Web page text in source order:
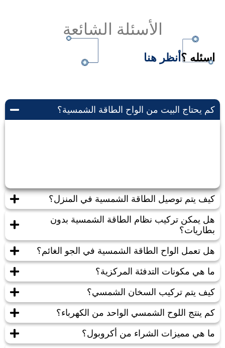
الأسئلة الشائعة
اسئله ؟أنظر هنا
كم يحتاج البيت من الواح الطاقة الشمسية؟
كيف يتم توصيل الطاقة الشمسية في المنزل؟
هل يمكن تركيب نظام الطاقة الشمسية بدون
بطاريات؟
هل تعمل الواح الطاقة الشمسية في الجو الغائم؟
ما هي مكونات التدفئة المركزية؟
كيف يتم تركيب السخان الشمسي؟
كم ينتج اللوح الشمسي الواحد من الكهرباء؟
ما هي مميزات الشراء من أكروبول؟